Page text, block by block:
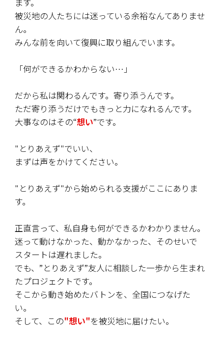
被災地の人たちには迷っている余裕なんてありませ
ん。
みんな前を向いて復興に取り組んでいます。
「何ができるかわからない…」
だから私は関わるんです。寄り添うんです。
ただ寄り添うだけでもきっと力になれるんです。
大事なのはその“想い”です。
"とりあえず"でいい、
まずは声をかけてください。
"とりあえず"から始められる支援がここにありま
す。
正直言って、私自身も何ができるかわかりません。
迷って動けなかった、動かなかった、そのせいで
スタートは遅れました。
でも、”とりあえず”友人に相談した一歩から生まれ
たプロジェクトです。
そこから動き始めたバトンを、全国につなげた
い。
そして、この"想い"を被災地に届けたい。